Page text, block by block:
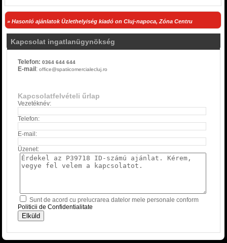
» Hasonló ajánlatok Üzlethelyiség kiadó on Cluj-napoca, Zóna Centru
Kapcsolat ingatlanügynökség
Telefon:0364 644 644
E-mail:office@spatiicomercialecluj.ro
Kapcsolatfelvételi űrlap
Vezetéknév:
Telefon:
E-mail:
Üzenet:
Sunt de acord cu prelucrarea datelor mele personale conform
Politicii de Confidentialitate